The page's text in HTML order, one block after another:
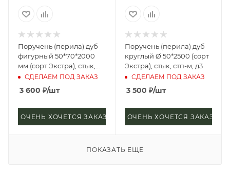
Поручень (перила) дуб
фигурный 50*70*2000
мм (сорт Экстра), стык,
стп-м, д3
СДЕЛАЕМ ПОД ЗАКАЗ
3 600 ₽/шт
ОЧЕНЬ ХОЧЕТСЯ ЗАКАЗАТЬ
Поручень (перила) дуб
круглый Ø 50*2500 (сорт
Экстра), стык, стп-м, д3
СДЕЛАЕМ ПОД ЗАКАЗ
3 500 ₽/шт
ОЧЕНЬ ХОЧЕТСЯ ЗАКАЗАТЬ
ПОКАЗАТЬ ЕЩЕ